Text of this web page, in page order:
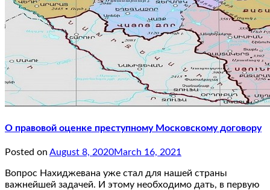
О правовой оценке преступному Московскому договору
Posted on August 8, 2020March 16, 2021
Вопрос Нахиджевана уже стал для нашей страны
важнейшей задачей. И этому необходимо дать, в первую